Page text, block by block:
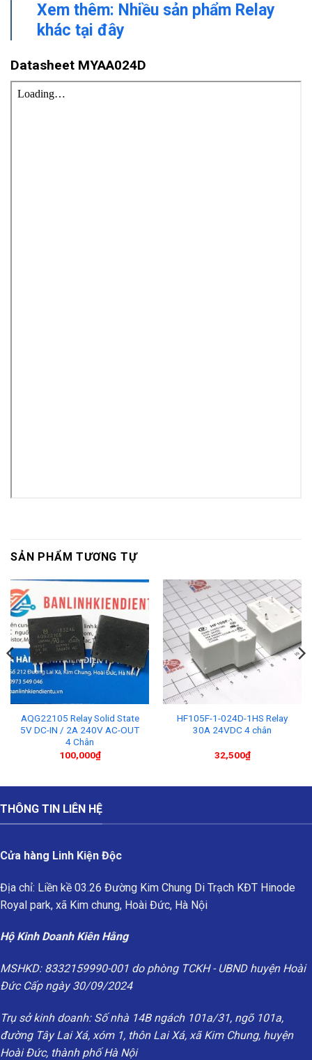
Xem thêm: Nhiều sản phẩm Relay
khác tại đây
Datasheet MYAA024D
SẢN PHẨM TƯƠNG TỰ
AQG22105 Relay Solid State
5V DC-IN / 2A 240V AC-OUT
4 Chân
100,000₫
HF105F-1-024D-1HS Relay
30A 24VDC 4 chân
32,500₫
THÔNG TIN LIÊN HỆ
Cửa hàng Linh Kiện Độc
Địa chỉ: Liền kề 03.26 Đường Kim Chung Di Trạch KĐT Hinode
Royal park, xã Kim chung, Hoài Đức, Hà Nội
Hộ Kinh Doanh Kiên Hằng
MSHKD: 8332159990-001 do phòng TCKH - UBND huyện Hoài
Đức Cấp ngày 30/09/2024
Trụ sở kinh doanh: Số nhà 14B ngách 101a/31, ngõ 101a,
đường Tây Lai Xá, xóm 1, thôn Lai Xá, xã Kim Chung, huyện
Hoài Đức, thành phố Hà Nội